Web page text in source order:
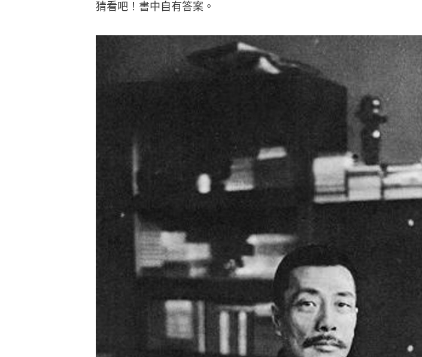
猜看吧！書中自有答案。